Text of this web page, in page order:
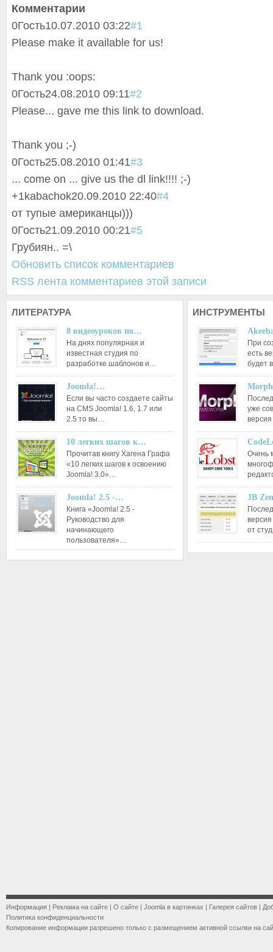
Комментарии
0Гость10.07.2010 03:22#1
Please make it available for us!
Thank you :oops:
0Гость24.08.2010 09:11#2
Please... gave me this link to download.
Thank you ;-)
0Гость25.08.2010 01:41#3
... come on ... give us the dl link!!!! ;-)
+1kabachok20.09.2010 22:40#4
от тупые американцы)))
0Гость21.09.2010 00:21#5
Грубиян.. =\
Обновить список комментариев
RSS лента комментариев этой записи
ЛИТЕРАТУРА
8 видеоуроков по…
На днях популярная и
известная студия по
разработке шаблонов и…
Joomla!…
Если вы часто создаете сайты
на CMS Joomla! 1.6, 1.7 или
2.5 то вы…
10 легких шагов к…
Прочитав книгу Хагена Графа
«10 легких шагов к освоению
Joomla! 3.0»…
Joomla! 2.5 -…
Книга «Joomla! 2.5 -
Руководство для
начинающего
пользователя»…
ИНСТРУМЕНТЫ
При
есть
будет
уже
Очень
JB
от
Информация | Реклама на сайте | О сайте | Joomla в картинках | Галерея сайтов |
Политика конфиденциальности
Копирование информации разрешено только с размещением активной ссылки на